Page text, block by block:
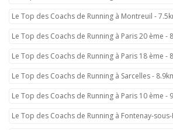
Le Top des Coachs de Running à Montreuil -
Le Top des Coachs de Running à Paris 20 ème -
Le Top des Coachs de Running à Paris 18 ème -
Le Top des Coachs de Running à Sarcelles -
Le Top des Coachs de Running à Paris 10 ème -
Le Top des Coachs de Running à Fontenay-